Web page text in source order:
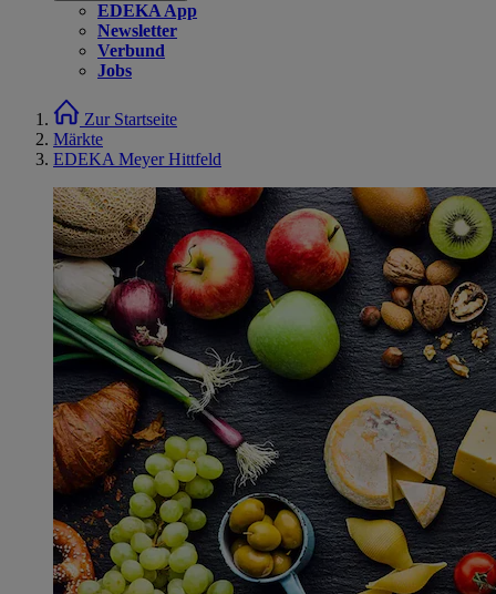
EDEKA App
Newsletter
Verbund
Jobs
Zur Startseite
Märkte
EDEKA Meyer Hittfeld